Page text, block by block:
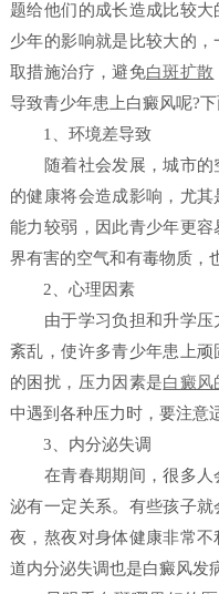
题给他们的成长造成比较
少年的影响就是比较大的
取措施治疗，避免白斑扩散
导致青少年患上白癜风呢?
1、环境差导致
随着社会发展，城市的
的健康将会造成影响，尤
能力较弱，因此青少年更
界有害的空气和有毒物质，
2、心理因素
由于学习负担和升学压
紊乱，使许多青少年患上
的困扰，压力因素是白癜风
中遇到各种压力时，要注意
3、内分泌失调
在青春期期间，很多人
泌有一定关系。有些孩子
夜，熬夜对身体健康非常
道内分泌失调也是白癜风发